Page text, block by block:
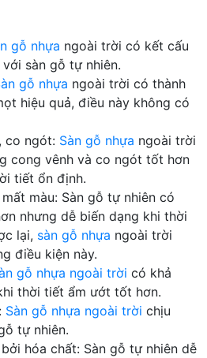
gỗ nhựa ngoài trời có kết cấu
sàn gỗ tự nhiên.
gỗ nhựa ngoài trời có thành
hiệu quả, điều này không có
co ngót: Sàn gỗ nhựa ngoài trời
cong vênh và co ngót tốt hơn
tiết ổn định.
màu: Sàn gỗ tự nhiên có
nhưng dễ biến dạng khi thời
lại, sàn gỗ nhựa ngoài trời
điều kiện này.
gỗ nhựa ngoài trời có khả
thời tiết ẩm ướt tốt hơn.
Sàn gỗ nhựa ngoài trời chịu
tự nhiên.
hóa chất: Sàn gỗ tự nhiên dễ